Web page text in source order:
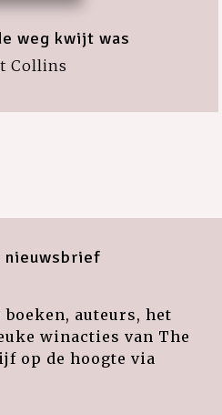
weg kwijt was
Collins
nieuwsbrief
auteurs, het
winacties van The
op de hoogte via